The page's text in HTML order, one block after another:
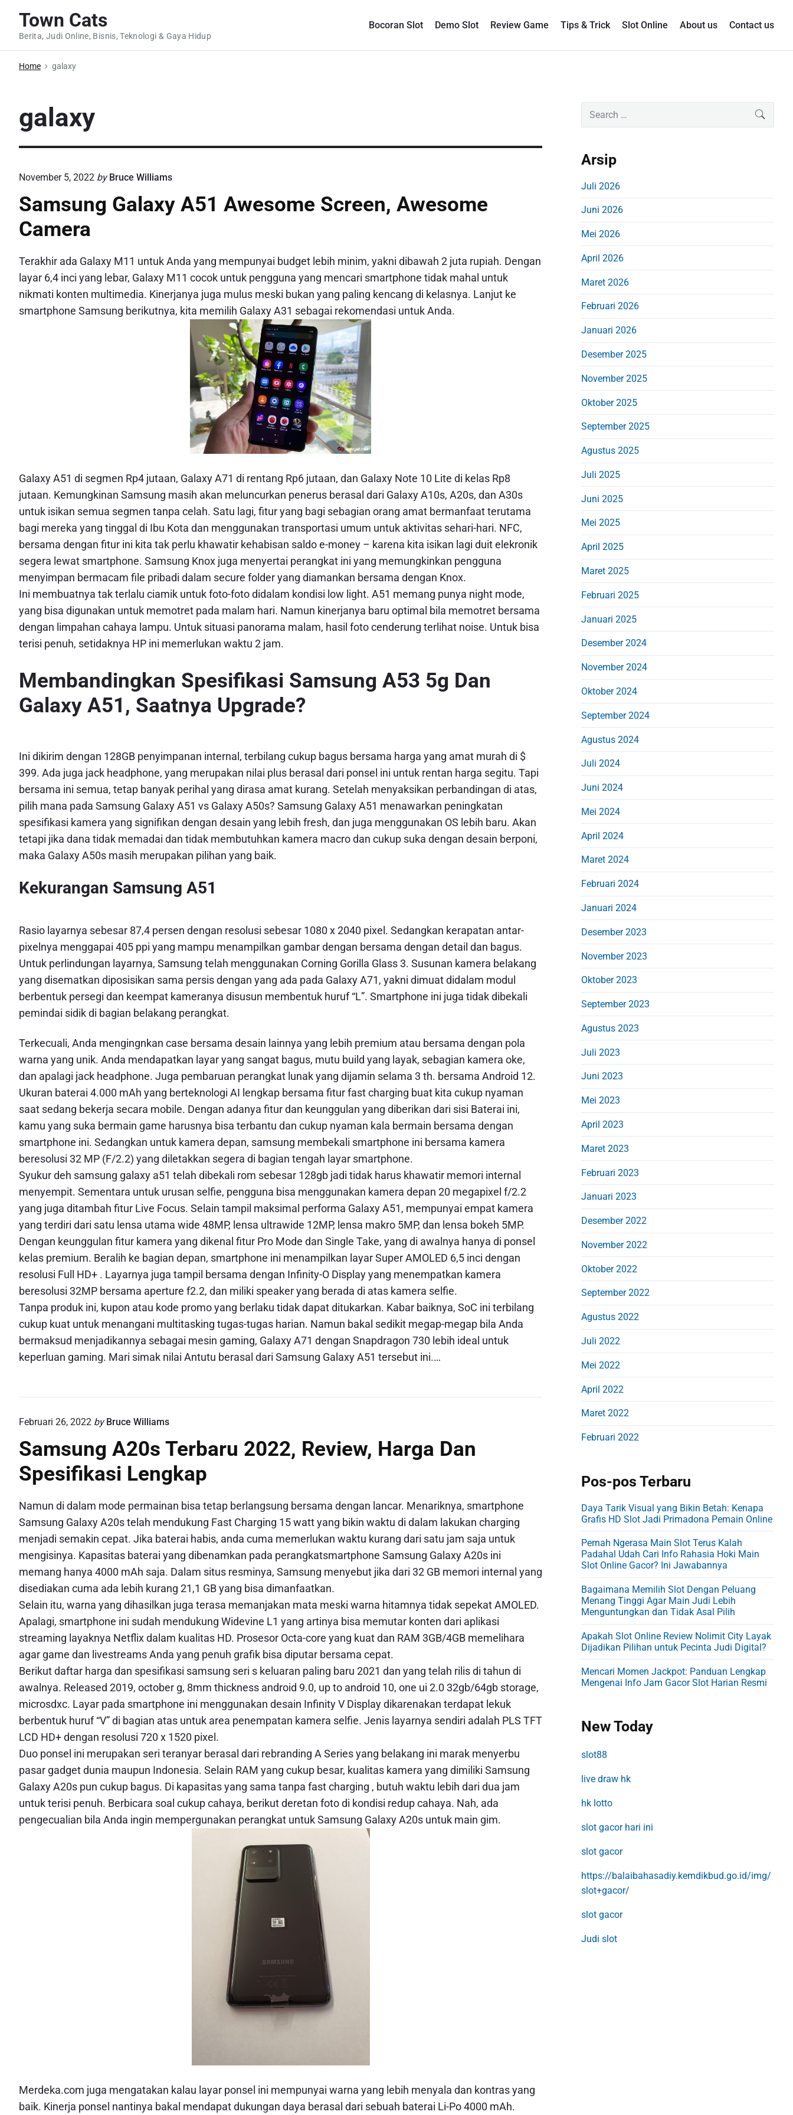
Town Cats
Berita, Judi Online, Bisnis, Teknologi & Gaya Hidup
Bocoran Slot Demo Slot Review Game Tips & Trick Slot Online About us Contact us
Home galaxy
galaxy
November 5, 2022 by Bruce Williams
Samsung Galaxy A51 Awesome Screen, Awesome
Camera
Terakhir ada Galaxy M11 untuk Anda yang mempunyai budget lebih minim, yakni dibawah 2 juta rupiah. Dengan
layar 6,4 inci yang lebar, Galaxy M11 cocok untuk pengguna yang mencari smartphone tidak mahal untuk
nikmati konten multimedia. Kinerjanya juga mulus meski bukan yang paling kencang di kelasnya. Lanjut ke
smartphone Samsung berikutnya, kita memilih Galaxy A31 sebagai rekomendasi untuk Anda.
Galaxy A51 di segmen Rp4 jutaan, Galaxy A71 di rentang Rp6 jutaan, dan Galaxy Note 10 Lite di kelas Rp8
jutaan. Kemungkinan Samsung masih akan meluncurkan penerus berasal dari Galaxy A10s, A20s, dan A30s
untuk isikan semua segmen tanpa celah. Satu lagi, fitur yang bagi sebagian orang amat bermanfaat terutama
bagi mereka yang tinggal di Ibu Kota dan menggunakan transportasi umum untuk aktivitas sehari-hari. NFC,
bersama dengan fitur ini kita tak perlu khawatir kehabisan saldo e-money – karena kita isikan lagi duit elekronik
segera lewat smartphone. Samsung Knox juga menyertai perangkat ini yang memungkinkan pengguna
menyimpan bermacam file pribadi dalam secure folder yang diamankan bersama dengan Knox.
Ini membuatnya tak terlalu ciamik untuk foto-foto didalam kondisi low light. A51 memang punya night mode,
yang bisa digunakan untuk memotret pada malam hari. Namun kinerjanya baru optimal bila memotret bersama
dengan limpahan cahaya lampu. Untuk situasi panorama malam, hasil foto cenderung terlihat noise. Untuk bisa
terisi penuh, setidaknya HP ini memerlukan waktu 2 jam.
Membandingkan Spesifikasi Samsung A53 5g Dan
Galaxy A51, Saatnya Upgrade?
Ini dikirim dengan 128GB penyimpanan internal, terbilang cukup bagus bersama harga yang amat murah di $
399. Ada juga jack headphone, yang merupakan nilai plus berasal dari ponsel ini untuk rentan harga segitu. Tapi
bersama ini semua, tetap banyak perihal yang dirasa amat kurang. Setelah menyaksikan perbandingan di atas,
pilih mana pada Samsung Galaxy A51 vs Galaxy A50s? Samsung Galaxy A51 menawarkan peningkatan
spesifikasi kamera yang signifikan dengan desain yang lebih fresh, dan juga menggunakan OS lebih baru. Akan
tetapi jika dana tidak memadai dan tidak membutuhkan kamera macro dan cukup suka dengan desain berponi,
maka Galaxy A50s masih merupakan pilihan yang baik.
Kekurangan Samsung A51
Rasio layarnya sebesar 87,4 persen dengan resolusi sebesar 1080 x 2040 pixel. Sedangkan kerapatan antar-
pixelnya menggapai 405 ppi yang mampu menampilkan gambar dengan bersama dengan detail dan bagus.
Untuk perlindungan layarnya, Samsung telah menggunakan Corning Gorilla Glass 3. Susunan kamera belakang
yang disematkan diposisikan sama persis dengan yang ada pada Galaxy A71, yakni dimuat didalam modul
berbentuk persegi dan keempat kameranya disusun membentuk huruf “L”. Smartphone ini juga tidak dibekali
pemindai sidik di bagian belakang perangkat.
Terkecuali, Anda mengingnkan case bersama desain lainnya yang lebih premium atau bersama dengan pola
warna yang unik. Anda mendapatkan layar yang sangat bagus, mutu build yang layak, sebagian kamera oke,
dan apalagi jack headphone. Juga pembaruan perangkat lunak yang dijamin selama 3 th. bersama Android 12.
Ukuran baterai 4.000 mAh yang berteknologi AI lengkap bersama fitur fast charging buat kita cukup nyaman
saat sedang bekerja secara mobile. Dengan adanya fitur dan keunggulan yang diberikan dari sisi Baterai ini,
kamu yang suka bermain game harusnya bisa terbantu dan cukup nyaman kala bermain bersama dengan
smartphone ini. Sedangkan untuk kamera depan, samsung membekali smartphone ini bersama kamera
beresolusi 32 MP (F/2.2) yang diletakkan segera di bagian tengah layar smartphone.
Syukur deh samsung galaxy a51 telah dibekali rom sebesar 128gb jadi tidak harus khawatir memori internal
menyempit. Sementara untuk urusan selfie, pengguna bisa menggunakan kamera depan 20 megapixel f/2.2
yang juga ditambah fitur Live Focus. Selain tampil maksimal performa Galaxy A51, mempunyai empat kamera
yang terdiri dari satu lensa utama wide 48MP, lensa ultrawide 12MP, lensa makro 5MP, dan lensa bokeh 5MP.
Dengan keunggulan fitur kamera yang dikenal fitur Pro Mode dan Single Take, yang di awalnya hanya di ponsel
kelas premium. Beralih ke bagian depan, smartphone ini menampilkan layar Super AMOLED 6,5 inci dengan
resolusi Full HD+ . Layarnya juga tampil bersama dengan Infinity-O Display yang menempatkan kamera
beresolusi 32MP bersama aperture f2.2, dan miliki speaker yang berada di atas kamera selfie.
Tanpa produk ini, kupon atau kode promo yang berlaku tidak dapat ditukarkan. Kabar baiknya, SoC ini terbilang
cukup kuat untuk menangani multitasking tugas-tugas harian. Namun bakal sedikit megap-megap bila Anda
bermaksud menjadikannya sebagai mesin gaming, Galaxy A71 dengan Snapdragon 730 lebih ideal untuk
keperluan gaming. Mari simak nilai Antutu berasal dari Samsung Galaxy A51 tersebut ini.…
Februari 26, 2022 by Bruce Williams
Samsung A20s Terbaru 2022, Review, Harga Dan
Spesifikasi Lengkap
Namun di dalam mode permainan bisa tetap berlangsung bersama dengan lancar. Menariknya, smartphone
Samsung Galaxy A20s telah mendukung Fast Charging 15 watt yang bikin waktu di dalam lakukan charging
menjadi semakin cepat. Jika baterai habis, anda cuma memerlukan waktu kurang dari satu jam saja untuk
mengisinya. Kapasitas baterai yang dibenamkan pada perangkatsmartphone Samsung Galaxy A20s ini
memang hanya 4000 mAh saja. Dalam situs resminya, Samsung menyebut jika dari 32 GB memori internal yang
disediakan cuma ada lebih kurang 21,1 GB yang bisa dimanfaatkan.
Selain itu, warna yang dihasilkan juga terasa memanjakan mata meski warna hitamnya tidak sepekat AMOLED.
Apalagi, smartphone ini sudah mendukung Widevine L1 yang artinya bisa memutar konten dari aplikasi
streaming layaknya Netflix dalam kualitas HD. Prosesor Octa-core yang kuat dan RAM 3GB/4GB memelihara
agar game dan livestreams Anda yang penuh grafik bisa diputar bersama cepat.
Berikut daftar harga dan spesifikasi samsung seri s keluaran paling baru 2021 dan yang telah rilis di tahun di
awalnya. Released 2019, october g, 8mm thickness android 9.0, up to android 10, one ui 2.0 32gb/64gb storage,
microsdxc. Layar pada smartphone ini menggunakan desain Infinity V Display dikarenakan terdapat lekuk
berbentuk huruf “V” di bagian atas untuk area penempatan kamera selfie. Jenis layarnya sendiri adalah PLS TFT
LCD HD+ dengan resolusi 720 x 1520 pixel.
Duo ponsel ini merupakan seri teranyar berasal dari rebranding A Series yang belakang ini marak menyerbu
pasar gadget dunia maupun Indonesia. Selain RAM yang cukup besar, kualitas kamera yang dimiliki Samsung
Galaxy A20s pun cukup bagus. Di kapasitas yang sama tanpa fast charging , butuh waktu lebih dari dua jam
untuk terisi penuh. Berbicara soal cukup cahaya, berikut deretan foto di kondisi redup cahaya. Nah, ada
pengecualian bila Anda ingin mempergunakan perangkat untuk Samsung Galaxy A20s untuk main gim.
Merdeka.com juga mengatakan kalau layar ponsel ini mempunyai warna yang lebih menyala dan kontras yang
baik. Kinerja ponsel nantinya bakal mendapat dukungan daya berasal dari sebuah baterai Li-Po 4000 mAh.
c
h
o
Arsip
Juli 2026
Juni 2026
Mei 2026
April 2026
Maret 2026
Februari 2026
Januari 2026
Desember 2025
November 2025
Oktober 2025
September 2025
Agustus 2025
Juli 2025
Juni 2025
Mei 2025
April 2025
Maret 2025
Februari 2025
Januari 2025
Desember 2024
November 2024
Oktober 2024
September 2024
Agustus 2024
Juli 2024
Juni 2024
Mei 2024
April 2024
Maret 2024
Februari 2024
Januari 2024
Desember 2023
November 2023
Oktober 2023
September 2023
Agustus 2023
Juli 2023
Juni 2023
Mei 2023
April 2023
Maret 2023
Februari 2023
Januari 2023
Desember 2022
November 2022
Oktober 2022
September 2022
Agustus 2022
Juli 2022
Mei 2022
April 2022
Maret 2022
Februari 2022
Pos-pos Terbaru
Daya Tarik Visual yang Bikin Betah: Kenapa
Grafis HD Slot Jadi Primadona Pemain Online
Pernah Ngerasa Main Slot Terus Kalah
Padahal Udah Cari Info Rahasia Hoki Main
Slot Online Gacor? Ini Jawabannya
Bagaimana Memilih Slot Dengan Peluang
Menang Tinggi Agar Main Judi Lebih
Menguntungkan dan Tidak Asal Pilih
Apakah Slot Online Review Nolimit City Layak
Dijadikan Pilihan untuk Pecinta Judi Digital?
Mencari Momen Jackpot: Panduan Lengkap
Mengenai Info Jam Gacor Slot Harian Resmi
New Today
slot88
live draw hk
hk lotto
slot gacor hari ini
slot gacor
https://balaibahasadiy.kemdikbud.go.id/img/
slot+gacor/
slot gacor
Judi slot